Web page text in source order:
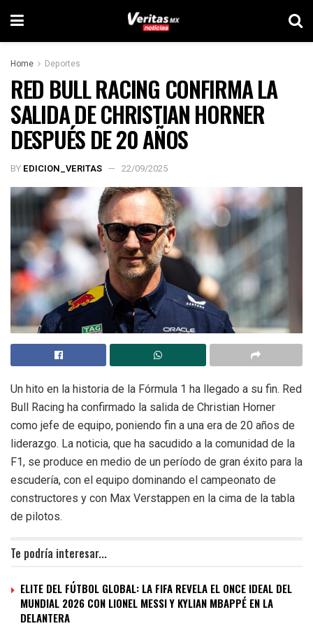
Home Deportes
RED BULL RACING CONFIRMA LA
SALIDA DE CHRISTIAN HORNER
DESPUÉS DE 20 AÑOS
BY EDICION_VERITAS 22/09/2025
Un hito en la historia de la Fórmula 1 ha llegado a su fin. Red
Bull Racing ha confirmado la salida de Christian Horner
como jefe de equipo, poniendo fin a una era de 20 años de
liderazgo. La noticia, que ha sacudido a la comunidad de la
F1, se produce en medio de un período de gran éxito para la
escudería, con el equipo dominando el campeonato de
constructores y con Max Verstappen en la cima de la tabla
de pilotos.
Te podría interesar...
ELITE DEL FÚTBOL GLOBAL: LA FIFA REVELA EL ONCE IDEAL DEL
MUNDIAL 2026 CON LIONEL MESSI Y KYLIAN MBAPPÉ EN LA
DELANTERA